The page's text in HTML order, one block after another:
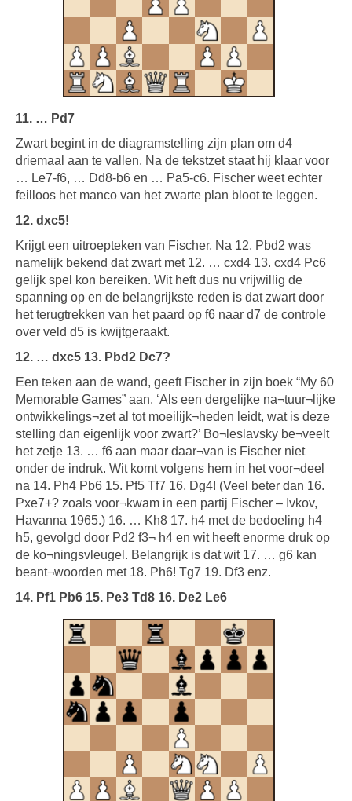
11. … Pd7
Zwart begint in de diagramstelling zijn plan om d4
driemaal aan te vallen. Na de tekstzet staat hij klaar voor
… Le7-f6, … Dd8-b6 en … Pa5-c6. Fischer weet echter
feilloos het manco van het zwarte plan bloot te leggen.
12. dxc5!
Krijgt een uitroepteken van Fischer. Na 12. Pbd2 was
namelijk bekend dat zwart met 12. … cxd4 13. cxd4 Pc6
gelijk spel kon bereiken. Wit heft dus nu vrijwillig de
spanning op en de belangrijkste reden is dat zwart door
het terugtrekken van het paard op f6 naar d7 de controle
over veld d5 is kwijtgeraakt.
12. … dxc5 13. Pbd2 Dc7?
Een teken aan de wand, geeft Fischer in zijn boek “My 60
Memorable Games” aan. ‘Als een dergelijke na¬tuur¬lijke
ontwikkelings¬zet al tot moeilijk¬heden leidt, wat is deze
stelling dan eigenlijk voor zwart?’ Bo¬leslavsky be¬veelt
het zetje 13. … f6 aan maar daar¬van is Fischer niet
onder de indruk. Wit komt volgens hem in het voor¬deel
na 14. Ph4 Pb6 15. Pf5 Tf7 16. Dg4! (Veel beter dan 16.
Pxe7+? zoals voor¬kwam in een partij Fischer – Ivkov,
Havanna 1965.) 16. … Kh8 17. h4 met de bedoeling h4
h5, gevolgd door Pd2 f3¬ h4 en wit heeft enorme druk op
de ko¬ningsvleugel. Belangrijk is dat wit 17. … g6 kan
beant¬woorden met 18. Ph6! Tg7 19. Df3 enz.
14. Pf1 Pb6 15. Pe3 Td8 16. De2 Le6